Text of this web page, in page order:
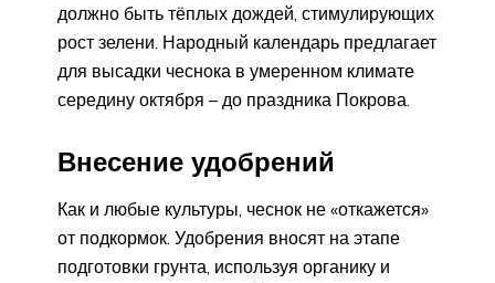
должно быть тёплых дождей, стимулирующих
рост зелени. Народный календарь предлагает
для высадки чеснока в умеренном климате
середину октября – до праздника Покрова.
Внесение удобрений
Как и любые культуры, чеснок не «откажется»
от подкормок. Удобрения вносят на этапе
подготовки грунта, используя органику и